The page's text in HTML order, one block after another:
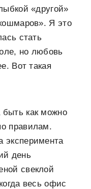
«другой»
Я это
стать
но любовь
Вот такая
как можно
правилам.
эксперимента
день
свеклой
весь офис